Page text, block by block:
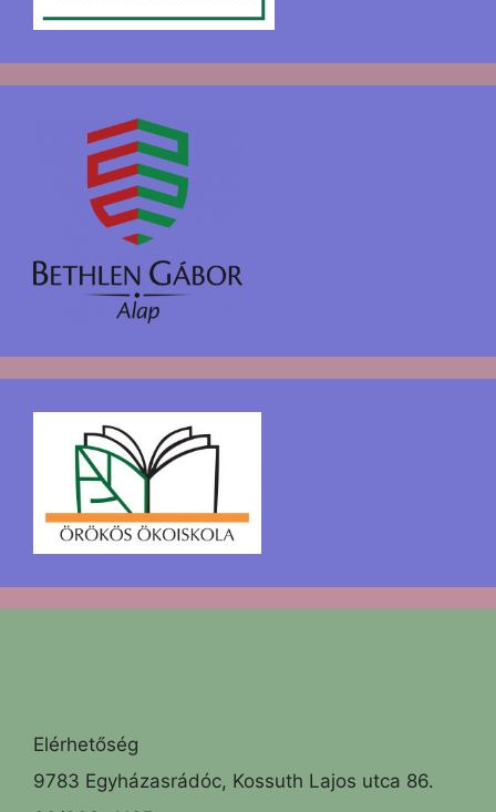
Elérhetőség
9783 Egyházasrádóc, Kossuth Lajos utca 86.